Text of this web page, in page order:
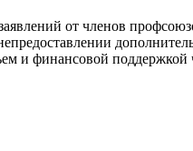
от членов
и финансовой